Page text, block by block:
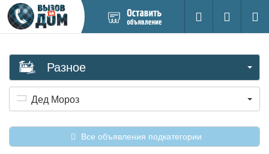
новое
Поиск
Вход на
Разное
Дед Мороз
Все объявления подкатегории